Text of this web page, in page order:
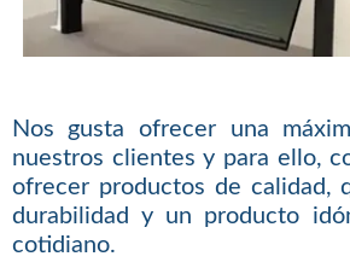
Nos gusta ofrecer una
nuestros clientes y para ello,
ofrecer productos de calidad,
durabilidad y un producto
cotidiano.